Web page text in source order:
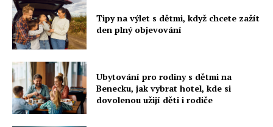
Tipy na výlet s dětmi, když chcete zažít
den plný objevování
Ubytování pro rodiny s dětmi na
Benecku, jak vybrat hotel, kde si
dovolenou užijí děti i rodiče